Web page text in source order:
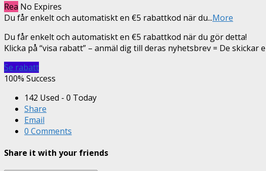
Rea No Expires
Du får enkelt och automatiskt en €5 rabattkod när du...More
Du får enkelt och automatiskt en €5 rabattkod när du gör detta!
Klicka på “visa rabatt” – anmäl dig till deras nyhetsbrev = De
Se rabatt
100% Success
142 Used - 0 Today
Share
Email
0 Comments
Share it with your friends